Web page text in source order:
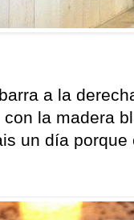
a la
la madera
un día porque